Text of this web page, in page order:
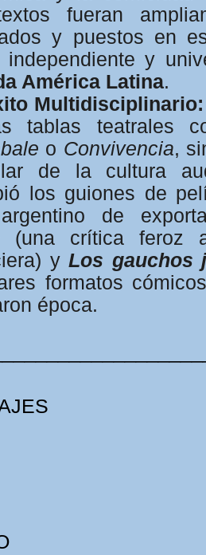
fueran
y puestos en
independiente y
América Latina.
Multidisciplinario:
tablas teatrales
o Convivencia,
de la cultura
los guiones de
de
(una crítica feroz
yLos gauchos
formatos
época.